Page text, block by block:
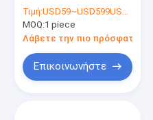
προστασία
ασφαλείας
Τιμή:USD59~USD599USD/PC
MOQ:1 piece
Λάβετε την πιο πρόσφατη
Επικοινωνήστε